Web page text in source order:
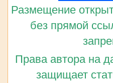
Размещение
без прямой
Права автора на
защищает